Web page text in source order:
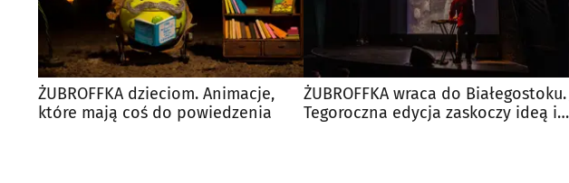
ŻUBROFFKA dzieciom. Animacje,
które mają coś do powiedzenia
ŻUBROFFKA wraca do Białegostoku.
Tegoroczna edycja zaskoczy ideą i